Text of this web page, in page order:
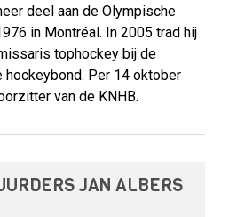
deel aan de Olympische
in Montréal. In 2005 trad hij
tophockey bij de
hockeybond. Per 14 oktober
van de KNHB.
JAN ALBERS